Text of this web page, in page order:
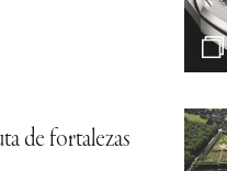
de fortalezas